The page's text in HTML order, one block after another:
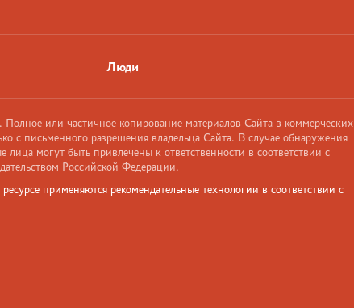
Люди
или частичное копирование материалов Сайта в коммерческих
с письменного разрешения владельца Сайта. В случае обнаружения
могут быть привлечены к ответственности в соответствии с
Российской Федерации.
применяются рекомендательные технологии в соответствии с